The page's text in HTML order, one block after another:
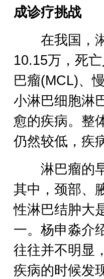
成诊疗挑战
在我国，淋
10.15万，死
巴瘤(MCL)、
小淋巴细胞淋
愈的疾病。整
仍然较低，疾
淋巴瘤的早
其中，颈部、
性淋巴结肿大
一。杨申淼介
往往并不明显
疾病的时候发